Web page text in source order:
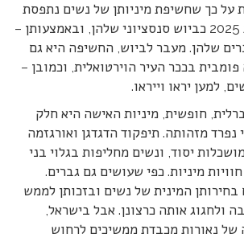
על כך שחשיפת מיניותן של נשים נתפסת
עדיין בישראל בשנת 2025 כביוש סנסציוני שלהן, ובאמצעותן –
שלהן. מעבר לביוש, החשיפה היא גם
בככר העיר הוירטואלית, וכמובן –
למען יראו וייראו.
חופשית, מיניות האישה היא חלק
נפרד מזהותה. תיפקוד הדגדגן ואורגזמה
יסוד, ונשים מחליפות בגלוי בני
מיניות. כפי שעושים גם גברים.
המינית של נשים ובזכותן לממש
ולחגוג אותה כרצונן. אבל בישראל,
נאורות מכבדת ממשיכים לרחוש